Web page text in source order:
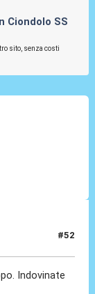
Ciondolo SS
sito, senza costi
#52
Indovinate